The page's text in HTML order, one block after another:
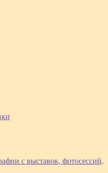
с выставок, фотосессий,